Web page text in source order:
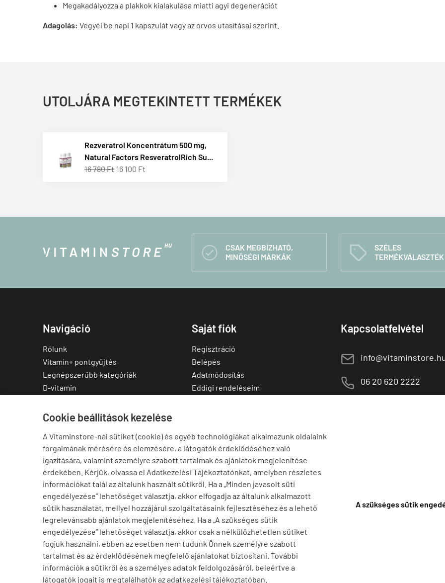
Cookie beállítások kezelése
A Vitaminstore-nál sütiket (cookie) és egyéb technológiákat alkalmazunk oldalaink
forgalmának mérésére és elemzésére, a látogatók érdeklődéséhez való
igazítására, valamint személyre szabott tartalmak és ajánlatok megjelenítése
érdekében. Kérjük, olvassa el Adatkezelési Tájékoztatónkat, amelyben részletes
információkat talál az általunk használt sütikről. Ha a „Minden javasolt süti
engedélyezése” lehetőséget választja, akkor elfogadja az általunk alkalmazott
sütik használatát, mellyel hozzájárul szolgáltatásaink fejlesztéséhez és a lehető
legrelevánsabb ajánlatok megjelenítéséhez. Ha a „A szükséges sütik
engedélyezése” lehetőséget választja, akkor csak a nélkülözhetetlen sütiket
fogjuk használni, ebben az esetben nem tudunk Önnek személyre szabott
tartalmat és az érdeklődésének megfelelő ajánlatokat biztosítani. További
információk a sütikről és a személyes adatok feldolgozásáról, beleértve a
látogatók jogait is megtalálhatók az adatkezelési tájékoztatóban.
A szükséges sütik
Megakadályozza a plakkok kialakulása miatti agyi degenerációt
Adagolás: Vegyél be napi 1 kapszulát vagy az orvos utasításai szerint.
UTOLJÁRA MEGTEKINTETT TERMÉKEK
Rezveratrol Koncentrátum 500 mg,
Natural Factors ResveratrolRich Su...
16 780 Ft 16 100 Ft

CSAK MEGBÍZHATÓ,
MINŐSÉGI MÁRKÁK
C
SZÉLES
TERMÉKVÁLASZTÉK
Navigáció
Rólunk
Vitamin+ pontgyűjtés
Legnépszerűbb kategóriák
D-vitamin
Multivitamin
Cink
Omega-3
Ashwagandha
Elállás a szerződéstől
Saját fiók
Regisztráció
Belépés
Adatmódosítás
Eddigi rendeléseim
Kapcsolatfelvétel
E
M 06 20 620 2222
Ajánlott termék
Rezveratrol vörösbor kivonattal 50 mg, Now Resveratrol with Red Wine Extract,...